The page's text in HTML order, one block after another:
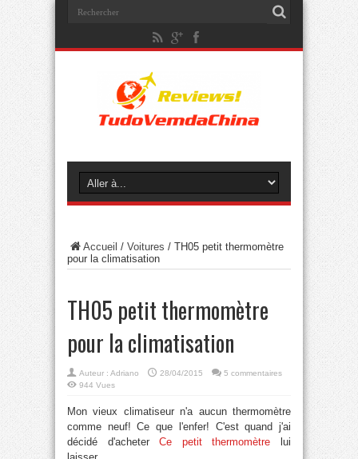
Accueil / Voitures / TH05 petit thermomètre
pour la climatisation
TH05 petit thermomètre
pour la climatisation
Auteur : Adriano 28/04/2015
5 commentaires
944 Vues
Mon vieux climatiseur n'a aucun thermomètre
comme neuf! Ce que l'enfer! C'est quand j'ai
décidé d'acheterCe petit thermomètre lui